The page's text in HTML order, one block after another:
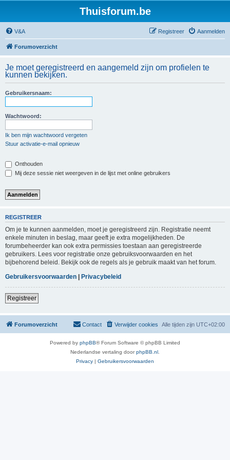
Thuisforum.be
V&A Aanmelden
Registreer
Forumoverzicht
Je moet geregistreerd en aangemeld zijn om profielen te
kunnen bekijken.
Gebruikersnaam:
Wachtwoord:
Ik ben mijn wachtwoord vergeten
Stuur activatie-e-mail opnieuw
Onthouden
Mij deze sessie niet weergeven in de lijst met online gebruikers
REGISTREER
Om je te kunnen aanmelden, moet je geregistreerd zijn. Registratie neemt
enkele minuten in beslag, maar geeft je extra mogelijkheden. De
forumbeheerder kan ook extra permissies toestaan aan geregistreerde
gebruikers. Lees voor registratie onze gebruiksvoorwaarden en het
bijbehorend beleid. Bekijk ook de regels als je gebruik maakt van het forum.
Gebruikersvoorwaarden | Privacybeleid
Registreer
Forumoverzicht Alle tijden zijn UTC+02:00
Verwijder cookies
Contact
Powered by phpBB® Forum Software © phpBB Limited
Nederlandse vertaling doorphpBB.nl
Privacy | Gebruikersvoorwaarden